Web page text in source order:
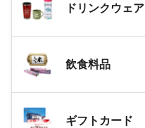
ドリンクウェア
飲食料品
ギフトカード